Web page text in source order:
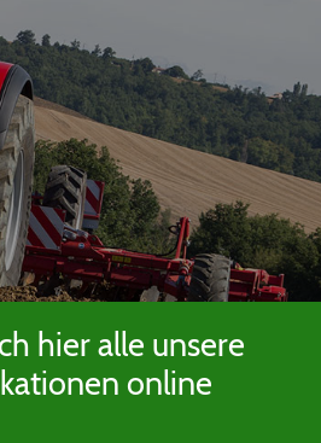
hier alle unsere
online